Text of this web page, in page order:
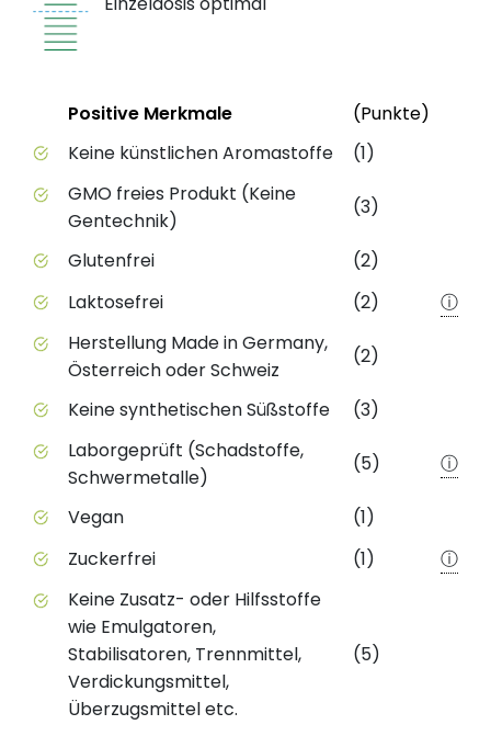
Positive Merkmale des Produkts mit
StatusPositive Merkmale (Punkte)
Keine künstlichen Aromastoffe
(1)
GMO freies Produkt (Keine
Gentechnik)
(3)
Glutenfrei
(2)
Laktosefrei
(2)
ⓘ
Herstellung Made in Germany,
Österreich oder Schweiz
(2)
Keine synthetischen Süßstoffe
(3)
Laborgeprüft (Schadstoffe,
Schwermetalle)
(5) ⓘ
Vegan
(1)
Zuckerfrei
(1)
ⓘ
Keine Zusatz- oder Hilfsstoffe
wie Emulgatoren,
Stabilisatoren, Trennmittel,
Verdickungsmittel,
Überzugsmittel etc.
(5)